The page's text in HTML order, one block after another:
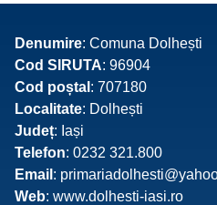
Denumire: Comuna Dolhești
Cod SIRUTA: 96904
Cod poștal : 707180
Localitate: Dolhești
Județ: Iași
Telefon: 0232 321.800
Email :
Web: www.dolhesti-iasi.ro